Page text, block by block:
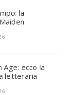
la
Age: ecco la
letteraria